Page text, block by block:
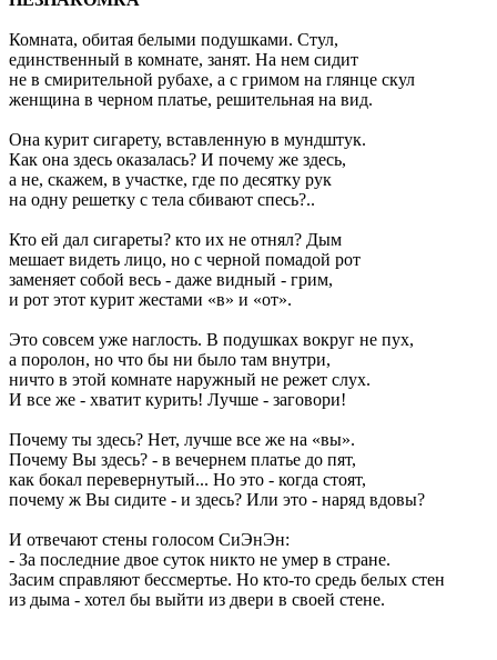
Комната, обитая белыми подушками. Стул,
единственный в комнате, занят. На нем сидит
не в смирительной рубахе, а с гримом на глянце скул
женщина в черном платье, решительная на вид.
Она курит сигарету, вставленную в мундштук.
Как она здесь оказалась? И почему же здесь,
а не, скажем, в участке, где по десятку рук
на одну решетку с тела сбивают спесь?..
Кто ей дал сигареты? кто их не отнял? Дым
мешает видеть лицо, но с черной помадой рот
заменяет собой весь - даже видный - грим,
и рот этот курит жестами «в» и «от».
Это совсем уже наглость. В подушках вокруг не пух,
а поролон, но что бы ни было там внутри,
ничто в этой комнате наружный не режет слух.
И все же - хватит курить! Лучше - заговори!
Почему ты здесь? Нет, лучше все же на «вы».
Почему Вы здесь? - в вечернем платье до пят,
как бокал перевернутый... Но это - когда стоят,
почему ж Вы сидите - и здесь? Или это - наряд вдовы?
И отвечают стены голосом СиЭнЭн:
- За последние двое суток никто не умер в стране.
Засим справляют бессмертье. Но кто-то средь белых стен
из дыма - хотел бы выйти из двери в своей стене.